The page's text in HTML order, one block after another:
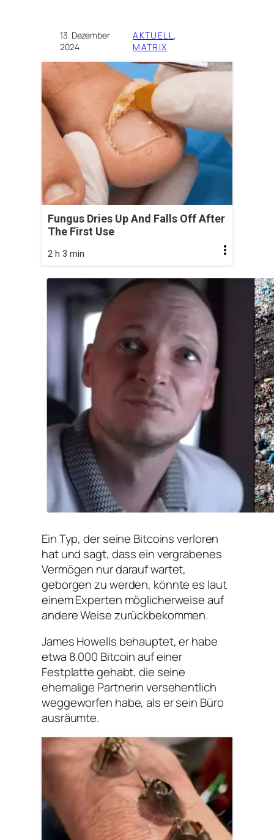
13. Dezember
2024
·AKTUELL
MATRIX
Fungus Dries Up And Falls Off After
The First Use
2 h 3 min
Ein Typ, der seine Bitcoins verloren
hat und sagt, dass ein vergrabenes
Vermögen nur darauf wartet,
geborgen zu werden, könnte es laut
einem Experten möglicherweise auf
andere Weise zurückbekommen.
James Howells behauptet, er habe
etwa 8.000 Bitcoin auf einer
Festplatte gehabt, die seine
ehemalige Partnerin versehentlich
weggeworfen habe, als er sein Büro
ausräumte.